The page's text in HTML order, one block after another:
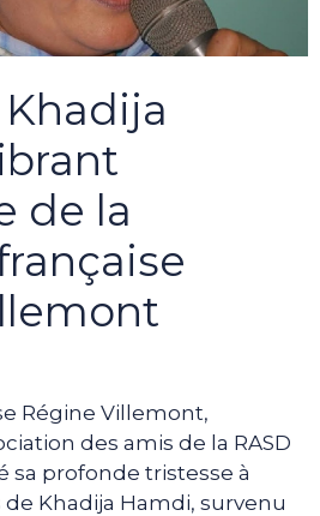
de la
Régine Villemont,
des amis de la RASD
sa profonde tristesse à
Khadija Hamdi, survenu